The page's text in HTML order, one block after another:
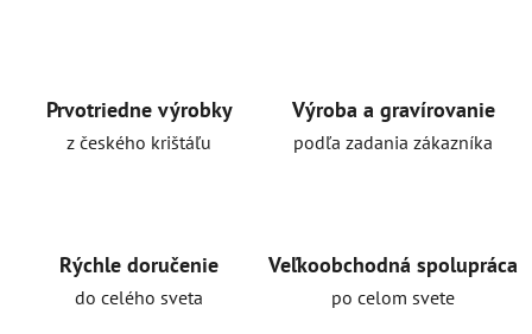
Prvotriedne výrobky
z českého krištáľu
Výroba a gravírovanie
podľa zadania zákazníka
Rýchle doručenie
do celého sveta
Veľkoobchodná spolupráca
po celom svete